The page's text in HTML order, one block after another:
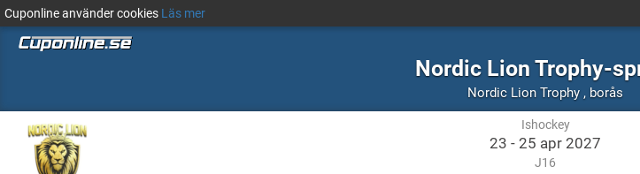
Cuponline använder cookies Läs mer
Nordic Lion Trophy-
Nordic Lion Trophy , Ishockey
borås
Ishockey
23 - 25 apr 2027
J16